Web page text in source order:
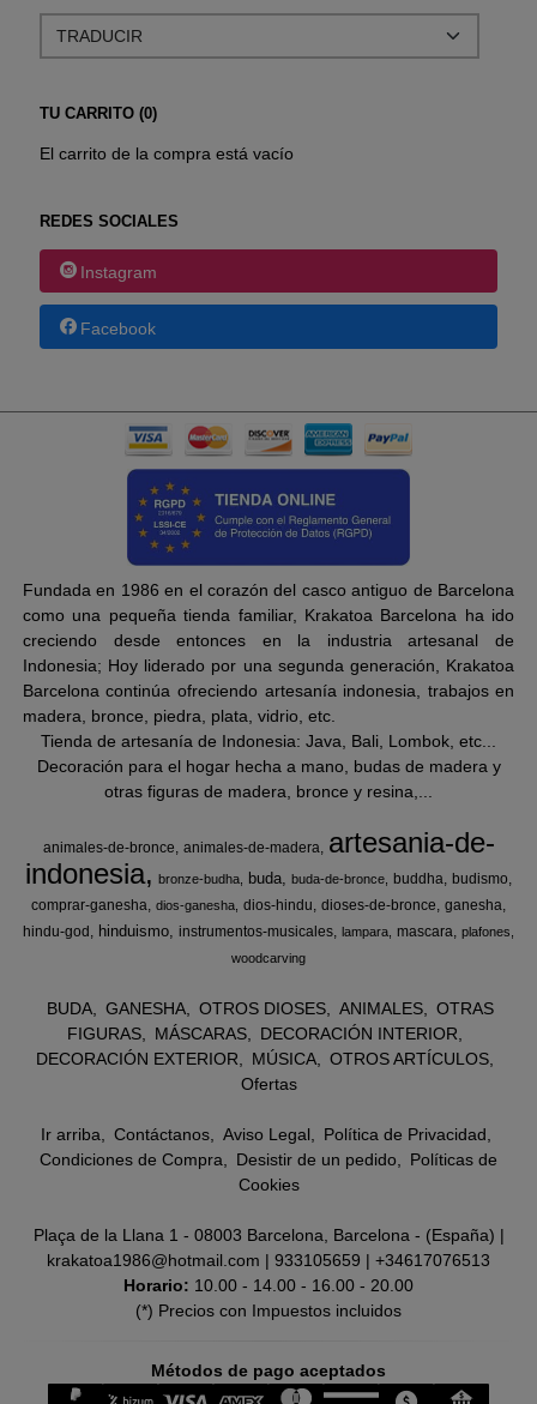
TU CARRITO (0)
El carrito de la compra está vacío
REDES SOCIALES
Instagram
Facebook
Fundada en 1986 en el corazón del casco antiguo de Barcelona
como una pequeña tienda familiar, Krakatoa Barcelona ha ido
creciendo desde entonces en la industria artesanal de
Indonesia; Hoy liderado por una segunda generación, Krakatoa
Barcelona continúa ofreciendo artesanía indonesia, trabajos en
madera, bronce, piedra, plata, vidrio, etc.
Tienda de artesanía de Indonesia: Java, Bali, Lombok, etc...
Decoración para el hogar hecha a mano, budas de madera y
otras figuras de madera, bronce y resina,...
animales-de-bronce animales-de-madera
artesania-de-
indonesia
bronze-budha buda buda-de-bronce buddha
budismo
comprar-ganesha dios-ganesha dios-hindu dioses-de-bronce ganesha
hindu-god
hinduismo instrumentos-musicales lampara mascara plafones
woodcarving
BUDA GANESHA OTROS DIOSES ANIMALES
OTRAS
FIGURAS
MÁSCARAS
DECORACIÓN INTERIOR
DECORACIÓN EXTERIOR
MÚSICA
OTROS ARTÍCULOS
Ofertas
Ir arriba Contáctanos Aviso Legal
Política de Privacidad
Condiciones de Compra
Desistir de un pedido
Políticas de
Cookies
Plaça de la Llana 1 - 08003 Barcelona, Barcelona - (España) |
krakatoa1986@hotmail.com | 933105659 | +34617076513
Horario: 10.00 - 14.00 - 16.00 - 20.00
(*) Precios con Impuestos incluidos
Métodos de pago aceptados